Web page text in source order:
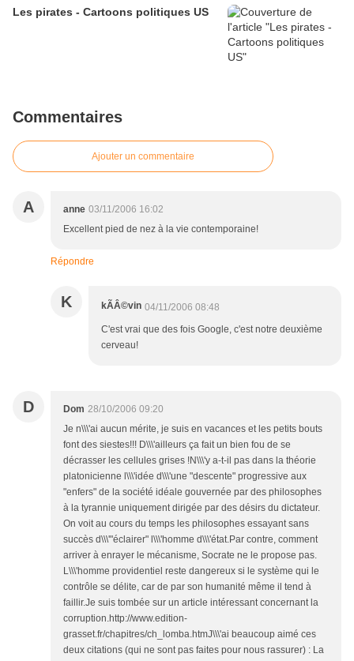
Les pirates - Cartoons politiques US
Commentaires
Ajouter un commentaire
A anne 03/11/2006 16:02
Excellent pied de nez à la vie contemporaine!
Répondre
K kÃÂ©vin 04/11/2006 08:48
C'est vrai que des fois Google, c'est notre deuxième
cerveau!
D Dom 28/10/2006 09:20
Je n\\\'ai aucun mérite, je suis en vacances et les petits bouts
font des siestes!!! D\\\'ailleurs ça fait un bien fou de se
décrasser les cellules grises !N\\\'y a-t-il pas dans la théorie
platonicienne l\\\'idée d\\\'une "descente" progressive aux
"enfers" de la société idéale gouvernée par des philosophes
à la tyrannie uniquement dirigée par des désirs du dictateur.
On voit au cours du temps les philosophes essayant sans
succès d\\\'"éclairer" l\\\'homme d\\\'état.Par contre, comment
arriver à enrayer le mécanisme, Socrate ne le propose pas.
L\\\'homme providentiel reste dangereux si le système qui le
contrôle se délite, car de par son humanité même il tend à
faillir.Je suis tombée sur un article intéressant concernant la
corruption.http://www.edition-
grasset.fr/chapitres/ch_lomba.htmJ\\\'ai beaucoup aimé ces
deux citations (qui ne sont pas faites pour nous rassurer) : La